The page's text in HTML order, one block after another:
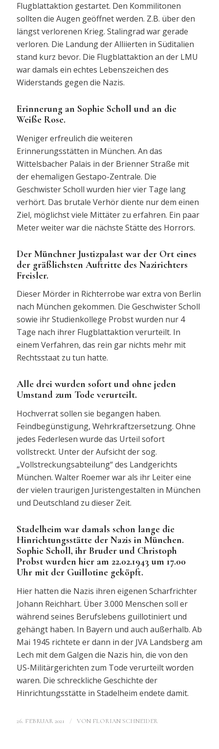
Flugblattaktion gestartet. Den Kommilitonen
sollten die Augen geöffnet werden. Z.B. über den
längst verlorenen Krieg. Stalingrad war gerade
verloren. Die Landung der Alliierten in Süditalien
stand kurz bevor. Die Flugblattaktion an der LMU
war damals ein echtes Lebenszeichen des
Widerstands gegen die Nazis.
Erinnerung an Sophie Scholl und an die
Weiße Rose.
Weniger erfreulich die weiteren
Erinnerungsstätten in München. An das
Wittelsbacher Palais in der Brienner Straße mit
der ehemaligen Gestapo-Zentrale. Die
Geschwister Scholl wurden hier vier Tage lang
verhört. Das brutale Verhör diente nur dem einen
Ziel, möglichst viele Mittäter zu erfahren. Ein paar
Meter weiter war die nächste Stätte des Horrors.
Der Münchner Justizpalast war der Ort eines
der gräßlichsten Auftritte des Nazirichters
Freisler.
Dieser Mörder in Richterrobe war extra von Berlin
nach München gekommen. Die Geschwister Scholl
sowie ihr Studienkollege Probst wurden nur 4
Tage nach ihrer Flugblattaktion verurteilt. In
einem Verfahren, das rein gar nichts mehr mit
Rechtsstaat zu tun hatte.
Alle drei wurden sofort und ohne jeden
Umstand zum Tode verurteilt.
Hochverrat sollen sie begangen haben.
Feindbegünstigung, Wehrkraftzersetzung. Ohne
jedes Federlesen wurde das Urteil sofort
vollstreckt. Unter der Aufsicht der sog.
„Vollstreckungsabteilung“ des Landgerichts
München. Walter Roemer war als ihr Leiter eine
der vielen traurigen Juristengestalten in München
und Deutschland zu dieser Zeit.
Stadelheim war damals schon lange die
Hinrichtungsstätte der Nazis in München.
Sophie Scholl, ihr Bruder und Christoph
Probst wurden hier am 22.02.1943 um 17.00
Uhr mit der Guillotine geköpft.
Hier hatten die Nazis ihren eigenen Scharfrichter
Johann Reichhart. Über 3.000 Menschen soll er
während seines Berufslebens guillotiniert und
gehängt haben. In Bayern und auch außerhalb. Ab
Mai 1945 richtete er dann in der JVA Landsberg am
Lech mit dem Galgen die Nazis hin, die von den
US-Militärgerichten zum Tode verurteilt worden
waren. Die schreckliche Geschichte der
Hinrichtungsstätte in Stadelheim endete damit.
26. FEBRUAR 2021 / VON FLORIAN SCHNEIDER